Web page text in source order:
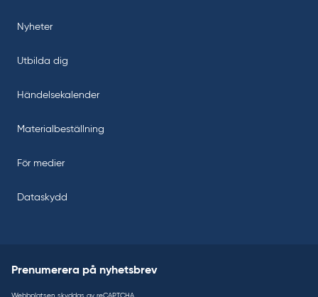
Nyheter
Utbilda dig
Händelsekalender
Materialbeställning
För medier
Dataskydd
Prenumerera på nyhetsbrev